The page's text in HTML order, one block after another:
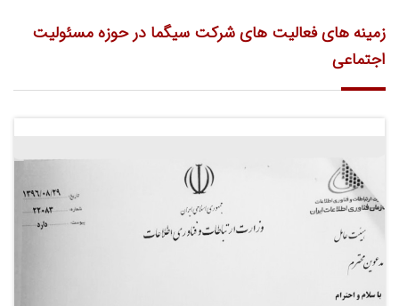
زمینه های فعالیت های شرکت سیگما در حوزه مسئولیت
اجتماعی